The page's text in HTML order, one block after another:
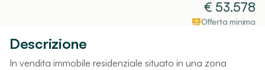
€ 53.578
Offerta minima
Descrizione
In vendita immobile residenziale situato in una zona